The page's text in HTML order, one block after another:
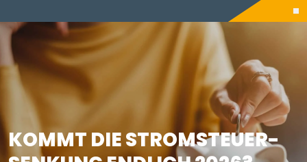
KOMMT DIE STROMSTEUER-